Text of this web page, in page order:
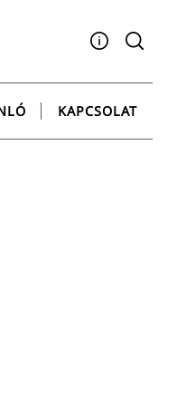
TwitterSpotify
KAPCSOLAT